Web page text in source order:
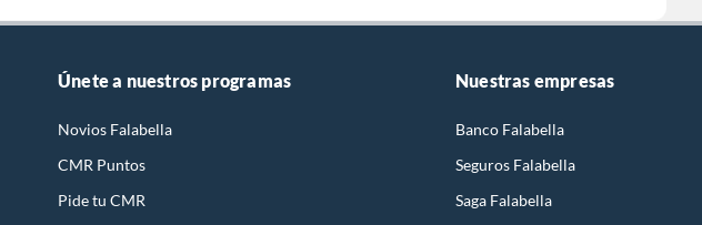
Únete a nuestros programas
Novios Falabella
CMR Puntos
Pide tu CMR
Nuestras empresas
Banco Falabella
Seguros Falabella
Saga Falabella